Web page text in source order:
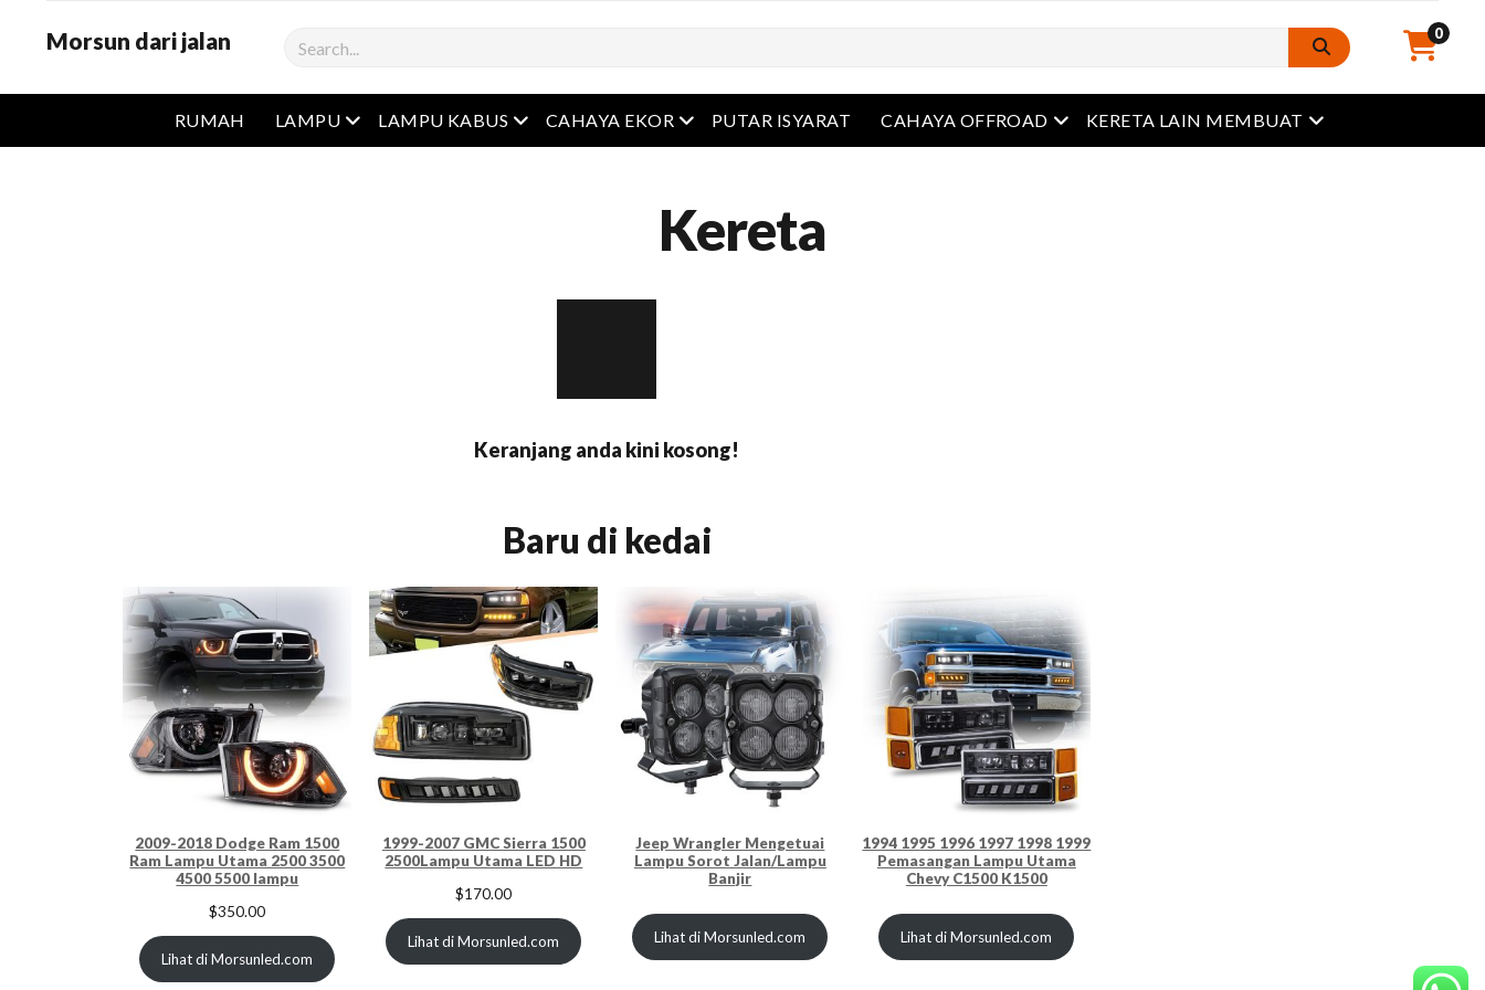
Morsun dari jalan Cari 0
RUMAH LAMPU Buka menu
LAMPU KABUS Buka menu
CAHAYA EKOR Buka menu
PUTAR ISYARAT CAHAYA OFFROAD Buka menu
KERETA LAIN MEMBUAT Buka menu
Kereta
Keranjang anda kini kosong!
Baru di kedai
2009-2018 Dodge Ram 1500
Ram Lampu Utama 2500 3500
4500 5500 lampu
$350.00
Lihat di Morsunled.com
1999-2007 GMC Sierra 1500
2500Lampu Utama LED HD
$170.00
Lihat di Morsunled.com
Jeep Wrangler Mengetuai
Lampu Sorot Jalan/Lampu
Banjir
Lihat di Morsunled.com
1994 1995 1996 1997 1998 1999
Pemasangan Lampu Utama
Chevy C1500 K1500
Lihat di Morsunled.com